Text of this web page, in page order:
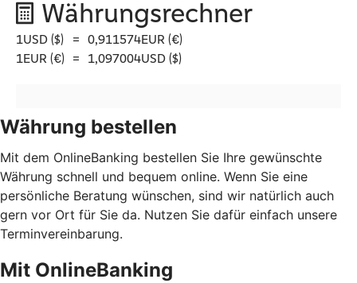
Währung bestellen
Mit dem OnlineBanking bestellen Sie Ihre gewünschte
Währung schnell und bequem online. Wenn Sie eine
persönliche Beratung wünschen, sind wir natürlich auch
gern vor Ort für Sie da. Nutzen Sie dafür einfach unsere
Terminvereinbarung.
Mit OnlineBanking